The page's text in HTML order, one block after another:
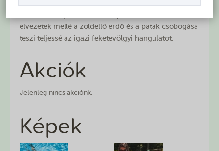
élvezetek mellé a zöldellő erdő és a patak csobogása
teszi teljessé az igazi feketevölgyi hangulatot.
Akciók
Jelenleg nincs akciónk.
Képek